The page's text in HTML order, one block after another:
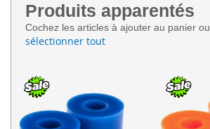
Produits apparentés
Cochez les articles à ajouter au panier ou
sélectionner tout